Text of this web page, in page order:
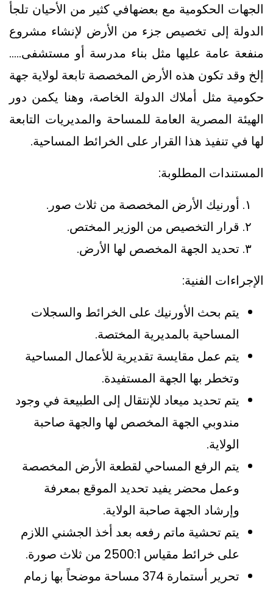
الجهات الحكومية مع بعضهافي كثير من الأحيان تلجأ
الدولة إلى تخصيص جزء من الأرض لإنشاء مشروع
منفعة عامة عليها مثل بناء مدرسة أو مستشفى.....
إلخ وقد تكون هذه الأرض المخصصة تابعة لولاية جهة
حكومية مثل أملاك الدولة الخاصة، وهنا يكمن دور
الهيئة المصرية العامة للمساحة والمديريات التابعة
لها في تنفيذ هذا القرار على الخرائط المساحية.
المستندات المطلوبة:
أورنيك الأرض المخصصة من ثلاث صور.
قرار التخصيص من الوزير المختص.
تحديد الجهة المخصص لها الأرض.
الإجراءات الفنية:
يتم بحث الأورنيك على الخرائط والسجلات
المساحية بالمديرية المختصة.
يتم عمل مقايسة تقديرية للأعمال المساحية
وتخطر بها الجهة المستفيدة.
يتم تحديد ميعاد للإنتقال إلى الطبيعة في وجود
مندوبي الجهة المخصص لها والجهة صاحبة
الولاية.
يتم الرفع المساحي لقطعة الأرض المخصصة
وعمل محضر يفيد تحديد الموقع بمعرفة
وإرشاد الجهة صاحبة الولاية.
يتم تحشية ماتم رفعه بعد أخذ الجشني اللازم
على خرائط مقياس 2500:1 من ثلاث صورة.
تحرير أستمارة 374 مساحة موضحاً بها زمام